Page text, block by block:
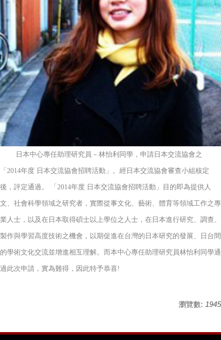
日本中心專任助理研究員－林怡利同學，申請日本交流協會之
「2014年度 日本交流協會招聘活動」。經日本交流協會審查小組核定
後，評定通過。 「2014年度 日本交流協會招聘活動」目的即為提供人
文、社會科學領域之研究者，實際從事文化、藝術、體育等領域工作之專
業人士，以及在日本取得碩士以上學位之人士，在日本進行研究、調查、
製作與學習高度技術之機會，以期促進在台灣的日本研究的發展、日台間
的學術文化交流並增進相互理解。而本中心專任助理研究員林怡利同學通
過此次申請，實為難得，因此特予恭喜!
瀏覽數: 1945